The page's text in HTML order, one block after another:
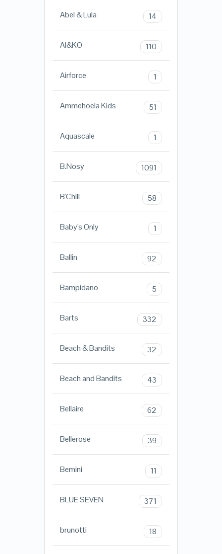
Abel & Lula 14
AI&KO 110
Airforce 1
Ammehoela Kids 51
Aquascale 1
B.Nosy 1091
B'Chill 58
Baby's Only 1
Ballin 92
Bampidano 5
Barts 332
Beach & Bandits 32
Beach and Bandits 43
Bellaire 62
Bellerose 39
Bemini 11
BLUE SEVEN 371
brunotti 18